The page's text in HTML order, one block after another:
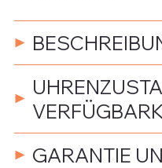
GARANTIE